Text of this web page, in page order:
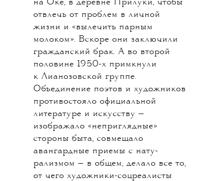
на Оке, в деревне Прилуки, чтобы
отвлечь от проблем в личной
жизни и «вылечить парным
молоком». Вскоре они заключили
гражданский брак. А во второй
половине 1950-х примкнули
к Лианозовской группе.
Объединение поэтов и художников
противостояло официальной
литературе и искусству —
изображало «неприглядные»
стороны быта, совмещало
авангардные приемы с нату­
рализмом — в общем, делало все то,
от чего художники-соцреалисты